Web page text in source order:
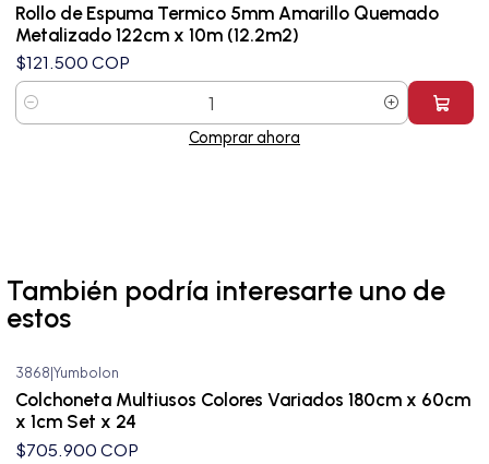
Rollo de Espuma Termico 5mm Amarillo Quemado
Metalizado 122cm x 10m (12.2m2)
$121.500 COP
Cantidad
Comprar ahora
También podría interesarte uno de
estos
Nuevo
3868 Yumbolon
Colchoneta Multiusos Colores Variados 180cm x 60cm
x 1cm Set x 24
$705.900 COP